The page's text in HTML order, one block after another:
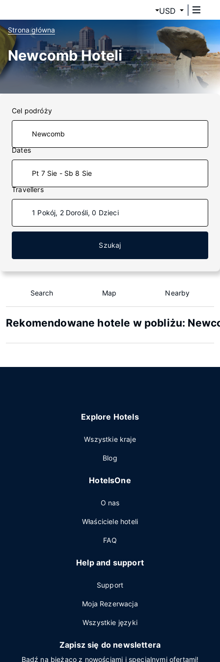
USD
Strona główna
Newcomb Hoteli
Cel podróży
Dates
Pt 7 Sie - Sb 8 Sie
Travellers
1 Pokój, 2 Dorośli, 0 Dzieci
Szukaj
Search Map Nearby
Rekomendowane hotele w pobliżu:
Explore Hotels
Wszystkie kraje
Blog
HotelsOne
O nas
Właściciele hoteli
FAQ
Help and support
Support
Moja Rezerwacja
Wszystkie języki
Zapisz się do newslettera
Bądź na bieżąco z nowościami i specjalnymi ofertami!